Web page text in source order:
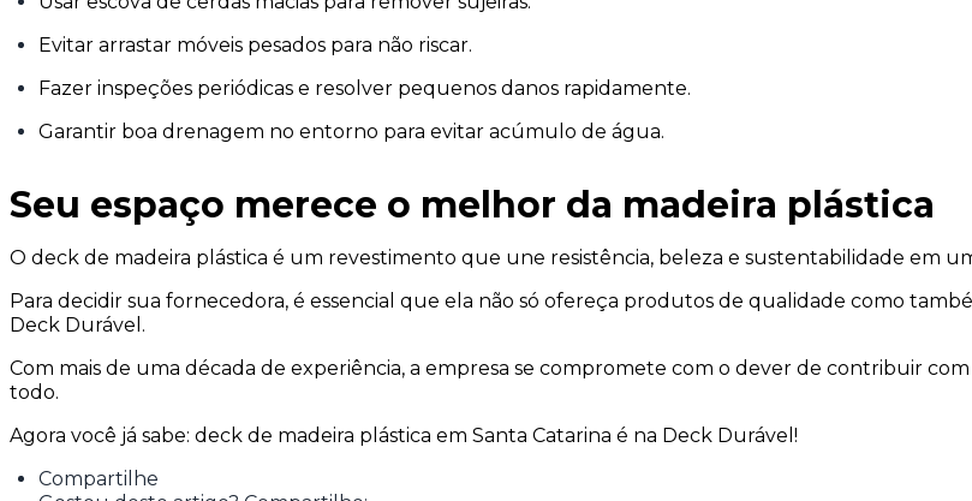
Evitar arrastar móveis pesados para não riscar.
Fazer inspeções periódicas e resolver pequenos danos rapidamente.
Garantir boa drenagem no entorno para evitar acúmulo de água.
Seu espaço merece o melhor da madeira plástica
O deck de madeira plástica é um revestimento que une resistência, beleza e sustentabilidade em
Para decidir sua fornecedora, é essencial que ela não só ofereça produtos de qualidade como
Deck Durável.
Com mais de uma década de experiência, a empresa se compromete com o dever de contribuir
todo.
Agora você já sabe: deck de madeira plástica em Santa Catarina é na Deck Durável!
Compartilhe